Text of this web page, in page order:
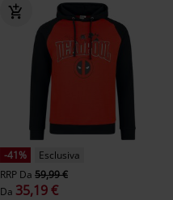
-41%
Esclusiva
RRP Da 59,99 €
Da 35,19 €